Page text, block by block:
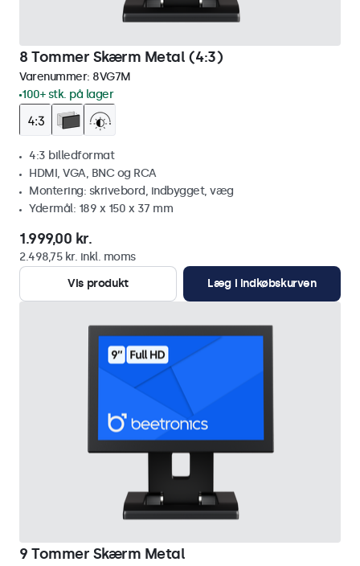
8 Tommer Skærm Metal (4:3)
Varenummer: 8VG7M
100+ stk. på lager
4:3 billedformat
HDMI, VGA, BNC og RCA
Montering: skrivebord, indbygget, væg
Ydermål: 189 x 150 x 37 mm
1.999,00 kr.
2.498,75 kr. inkl. moms
Vis produkt
Læg i indkøbskurven
9 Tommer Skærm Metal